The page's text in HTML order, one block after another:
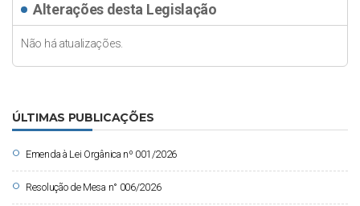
Alterações desta Legislação
Não há atualizações.
ÚLTIMAS PUBLICAÇÕES
circle Emenda à Lei Orgânica nº 001/2026
circle Resolução de Mesa n° 006/2026